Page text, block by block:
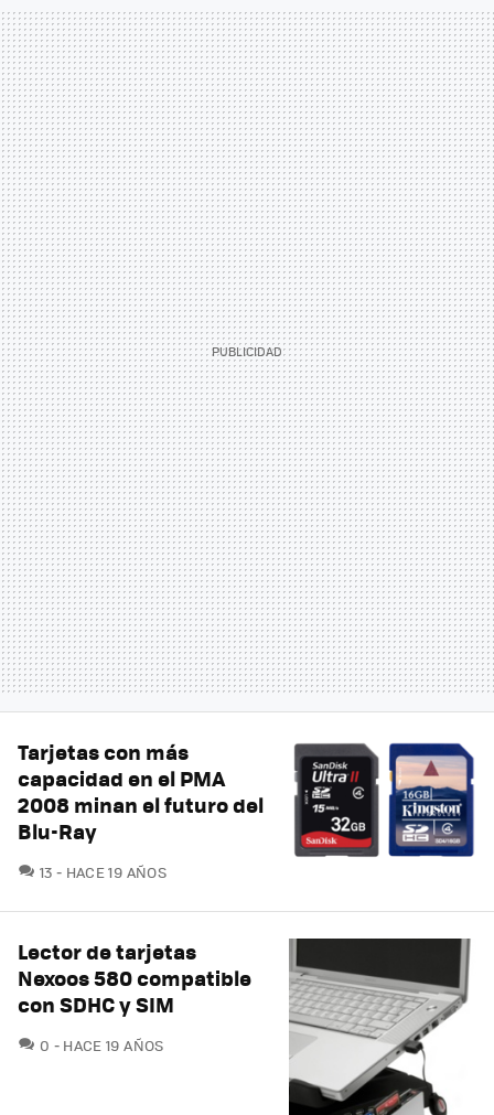
Tarjetas con más
capacidad en el PMA
2008 minan el futuro del
Blu-Ray
13 COMENTARIOS
HACE 19 AÑOS
Lector de tarjetas
Nexoos 580 compatible
con SDHC y SIM
0 COMENTARIOS
HACE 19 AÑOS